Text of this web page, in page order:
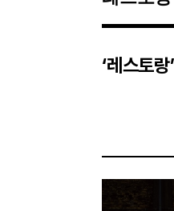
‘레스토랑’